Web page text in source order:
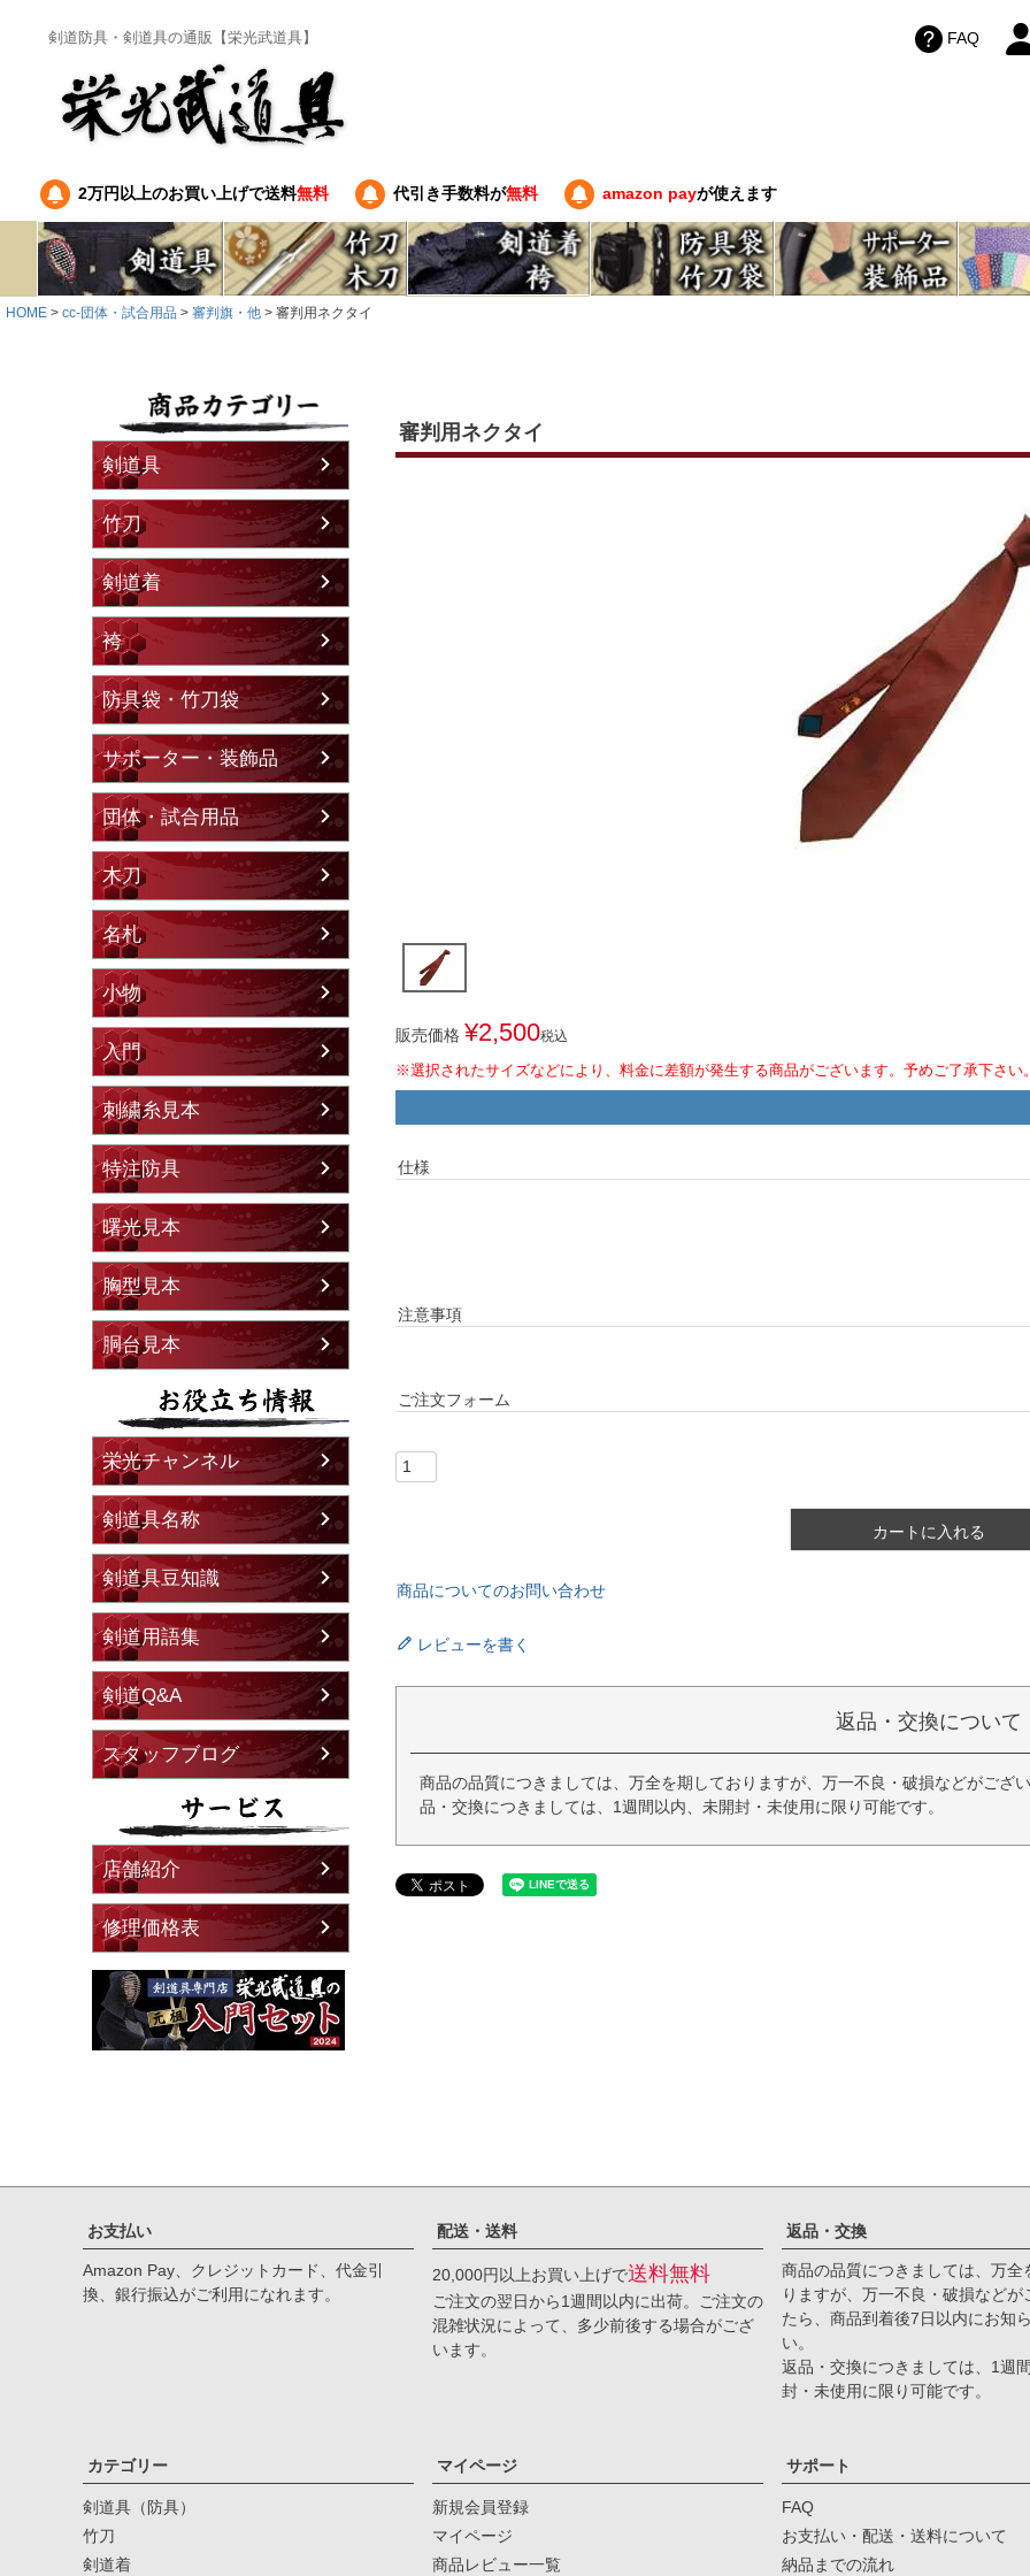
剣道防具・剣道具の通販【栄光武道具】 FAQ
2万円以上のお買い上げで送料無料 代引き手数料が無料 amazon payが使えます
HOME cc-団体・試合用品 審判旗・他 審判用ネクタイ
剣道具
竹刀
剣道着
袴
防具袋・竹刀袋
サポーター・装飾品
団体・試合用品
木刀
名札
小物
入門
刺繍糸見本
特注防具
曙光見本
胸型見本
胴台見本
栄光チャンネル
剣道具名称
剣道具豆知識
剣道用語集
剣道Q&A
スタッフブログ
店舗紹介
修理価格表
審判用ネクタイ
販売価格 ¥2,500税込
※選択されたサイズなどにより、料金に差額が発生する商品がございます。予めご了承下さい。
仕様
注意事項
ご注文フォーム
カートに入れる
商品についてのお問い合わせ
レビューを書く
返品・交換について
商品の品質につきましては、万全を期しておりますが、万一不良・破損などがござ
品・交換につきましては、1週間以内、未開封・未使用に限り可能です。
お支払い
Amazon Pay、クレジットカード、代金引
換、銀行振込がご利用になれます。
配送・送料
20,000円以上お買い上げで送料無料
ご注文の翌日から1週間以内に出荷。ご注文の
混雑状況によって、多少前後する場合がござ
います。
返品・交換
商品の品質につきましては、万全
りますが、万一不良・破損などが
たら、商品到着後7日以内にお知
い。
返品・交換につきましては、1週
封・未使用に限り可能です。
カテゴリー
剣道具（防具）
竹刀
剣道着
マイページ
新規会員登録
マイページ
商品レビュー一覧
サポート
FAQ
お支払い・配送・送料について
納品までの流れ